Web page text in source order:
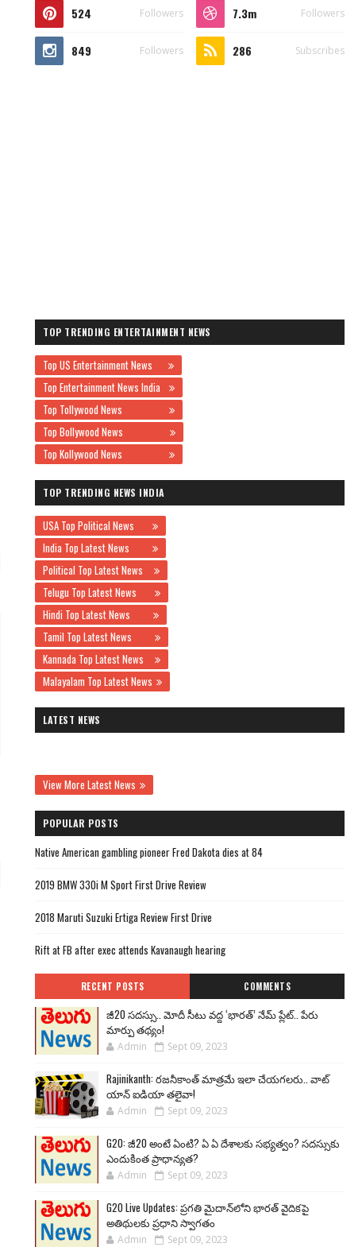
524 Followers 7.3m Followers
849 Followers 286 Subscribes
TOP TRENDING ENTERTAINMENT NEWS
Top US Entertainment News
Top Entertainment News India
Top Tollywood News
Top Bollywood News
Top Kollywood News
TOP TRENDING NEWS INDIA
USA Top Political News
India Top Latest News
Political Top Latest News
Telugu Top Latest News
Hindi Top Latest News
Tamil Top Latest News
Kannada Top Latest News
Malayalam Top Latest News
LATEST NEWS
View More Latest News
POPULAR POSTS
Native American gambling pioneer Fred Dakota dies at 84
2019 BMW 330i M Sport First Drive Review
2018 Maruti Suzuki Ertiga Review First Drive
Rift at FB after exec attends Kavanaugh hearing
RECENT POSTS COMMENTS
జీ20 సదస్సు.. మోదీ సీటు వద్ద ‘భారత్’ నేమ్ ప్లేట్‌.. పేరు
మార్పు తథ్యం!
Admin Sept 09, 2023
Rajinikanth: రజనీకాంత్ మాత్రమే ఇలా చేయగలరు.. వాట్
యాన్ ఐడియా తలైవా!
Admin Sept 09, 2023
G20: జీ20 అంటే ఏంటి? ఏ ఏ దేశాలకు సభ్యత్వం? సదస్సుకు
ఎందుకింత ప్రాధాన్యత?
Admin Sept 09, 2023
G20 Live Updates: ప్రగతి మైదాన్‌లోని భారత్ వైదికపై
అతిథులకు ప్రధాని స్వాగతం
Admin Sept 09, 2023